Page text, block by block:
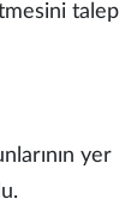
talep
yer